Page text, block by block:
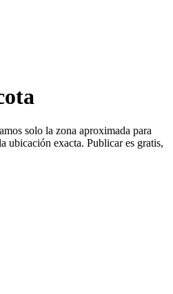
solo la zona aproximada para
ubicación exacta. Publicar es gratis,